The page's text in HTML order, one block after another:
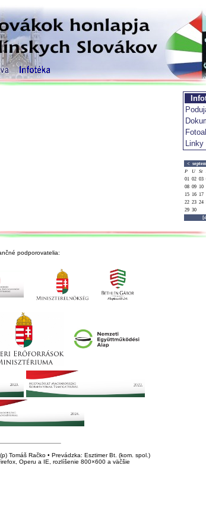
Linky
<
P
U St
01 02 03
08 09 10
15 16 17
22 23 24
29 30
podporovatelia:
Tomáš Račko • Prevádzka: Esztimer Bt. (kom. spol.)
Operu a IE, rozlíšenie 800×600 a väčšie